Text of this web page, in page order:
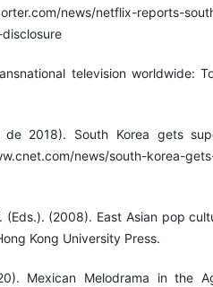
news/netflix-reports-
television worldwide:
2018). South Korea gets
news/south-korea-
(Eds.). (2008). East Asian pop
Kong University Press.
Mexican Melodrama in the